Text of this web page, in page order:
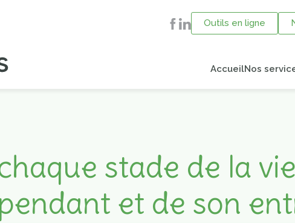
Outils en ligne
AccueilNos
stade de la vie
et de son